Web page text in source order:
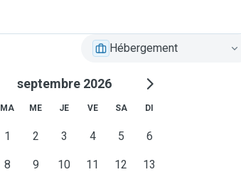
Hébergement
septembre 2026
MA ME JE VE SA DI
1 2 3 4 5 6
8 9 10 11 12 13